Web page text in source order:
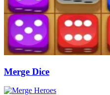
Merge Dice